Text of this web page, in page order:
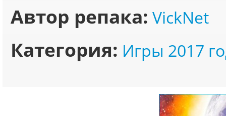
Автор репака: VickNet
Категория: Игры 2017